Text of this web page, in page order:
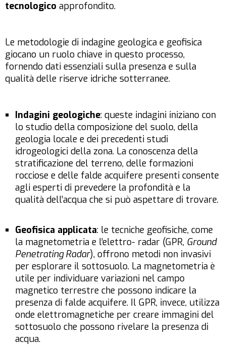
tecnologico approfondito.
Le metodologie di indagine geologica e geofisica
giocano un ruolo chiave in questo processo,
fornendo dati essenziali sulla presenza e sulla
qualità delle riserve idriche sotterranee.
Indagini geologiche: queste indagini iniziano con
lo studio della composizione del suolo, della
geologia locale e dei precedenti studi
idrogeologici della zona. La conoscenza della
stratificazione del terreno, delle formazioni
rocciose e delle falde acquifere presenti consente
agli esperti di prevedere la profondità e la
qualità dell’acqua che si può aspettare di trovare.
Geofisica applicata: le tecniche geofisiche, come
la magnetometria e l’elettro- radar (GPR, Ground
Penetrating Radar), offrono metodi non invasivi
per esplorare il sottosuolo. La magnetometria è
utile per individuare variazioni nel campo
magnetico terrestre che possono indicare la
presenza di falde acquifere. Il GPR, invece, utilizza
onde elettromagnetiche per creare immagini del
sottosuolo che possono rivelare la presenza di
acqua.